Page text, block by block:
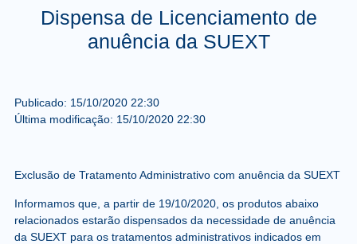
Dispensa de Licenciamento de
anuência da SUEXT
Publicado: 15/10/2020 22:30
Última modificação: 15/10/2020 22:30
Exclusão de Tratamento Administrativo com anuência da SUEXT
Informamos que, a partir de 19/10/2020, os produtos abaixo
relacionados estarão dispensados da necessidade de anuência
da SUEXT para os tratamentos administrativos indicados em